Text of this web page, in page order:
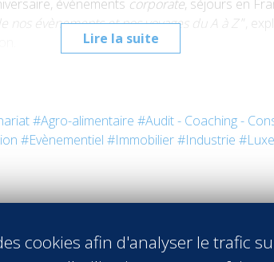
Lire la suite
évènements corporate, séjours en
évènements et nos voyages du A à Z”,
#Agro-alimentaire #Audit - Coaching -
#Evènementiel #Immobilier#Industrie #Luxe
cookies afin d'analyser le trafic